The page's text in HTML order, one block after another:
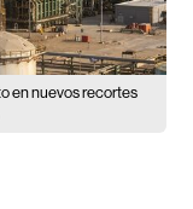
en nuevos recortes